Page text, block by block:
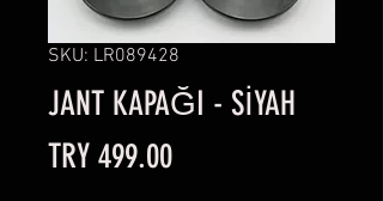
SKU: LR089428
JANT KAPAĞI - SİYAH
TRY 499.00Price